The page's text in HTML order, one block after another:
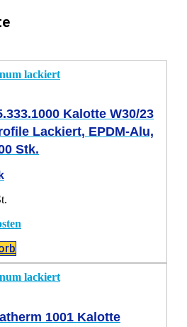
Kalotte W30/23
Lackiert, EPDM-Alu,
Stk.
1001 Kalotte